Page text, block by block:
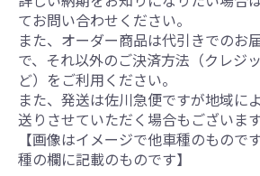
てお問い合わせください。
また、オーダー商品は代引きでのお
で、それ以外のご決済方法（クレジ
ど）をご利用ください。
また、発送は佐川急便ですが地域に
送りさせていただく場合もございます
【画像はイメージで他車種のもので
種の欄に記載のものです】